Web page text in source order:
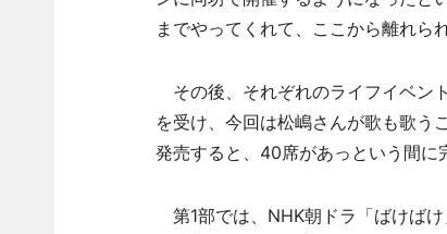
までやってくれて、ここから離れら
その後、それぞれのライフイベン
を受け、今回は松嶋さんが歌も歌
発売すると、40席があっという間に
第1部では、NHK朝ドラ「ばけば